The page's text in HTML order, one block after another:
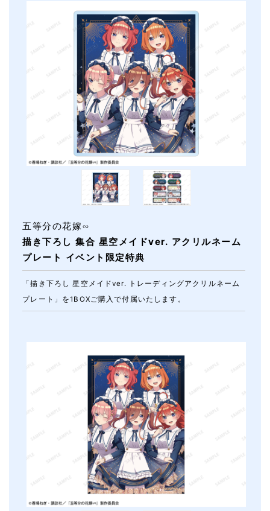
描き下ろし 集合 星空メイドver. アクリルネーム
プレート イベント限定特典
五等分の花嫁∽
「描き下ろし 星空メイドver. トレーディングアクリルネーム
プレート」を1BOXご購入で付属いたします。